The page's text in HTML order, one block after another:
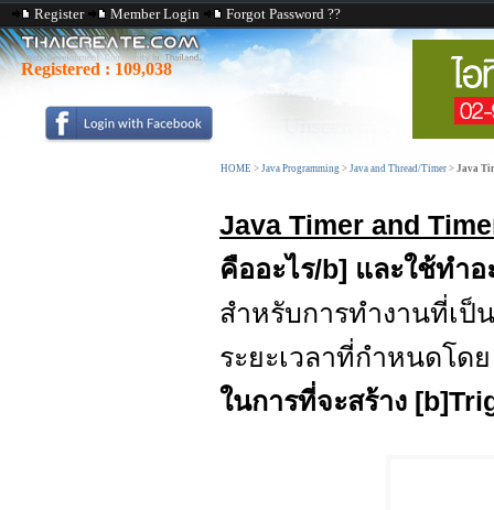
Register Member Login Forgot Password ??
Registered : 109,038
HOME > Java Programming > Java and Thread/Timer > Java
Java Timer and
คืออะไร/b] และใช้ทำ
สำหรับการทำงานที่เป็
ระยะเวลาที่กำหนดโด
ในการที่จะสร้าง